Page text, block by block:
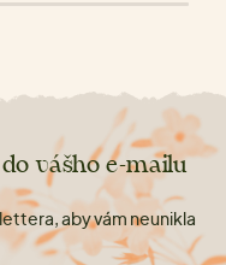
vášho e-mailu
aby vám neunikla